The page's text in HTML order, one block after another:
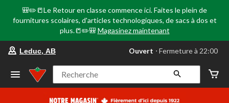
🎒✏️📒Le Retour en classe commence ici. Faites le plein de
fournitures scolaires, d'articles technologiques, de sacs à dos et
plus.📒✏️🎒 Magasinez maintenant
votre
préféré
Leduc,
AB,
courament
Leduc, AB Ouvert ⋅ Fermeture à 22:00
Recherche